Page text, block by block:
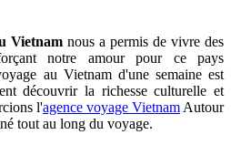
Vietnam nous a permis de vivre des
notre amour pour ce pays
au Vietnam d'une semaine est
découvrir la richesse culturelle et
l'agence voyage Vietnam Autour
tout au long du voyage.